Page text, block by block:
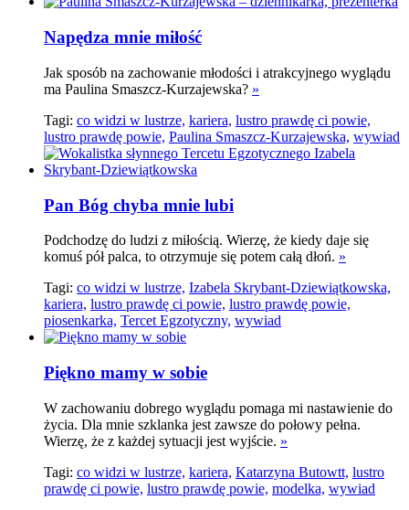
Napędza mnie miłość
Jak sposób na zachowanie młodości i atrakcyjnego wyglądu
ma Paulina Smaszcz-Kurzajewska? »
Tagi: co widzi w lustrze, kariera, lustro prawdę ci powie,
lustro prawdę powie, Paulina Smaszcz-Kurzajewska, wywiad
Pan Bóg chyba mnie lubi
Podchodzę do ludzi z miłością. Wierzę, że kiedy daje się
komuś pół palca, to otrzymuje się potem całą dłoń. »
Tagi: co widzi w lustrze, Izabela Skrybant-Dziewiątkowska,
kariera, lustro prawdę ci powie, lustro prawdę powie,
piosenkarka, Tercet Egzotyczny, wywiad
Piękno mamy w sobie
W zachowaniu dobrego wyglądu pomaga mi nastawienie do
życia. Dla mnie szklanka jest zawsze do połowy pełna.
Wierzę, że z każdej sytuacji jest wyjście. »
Tagi: co widzi w lustrze, kariera, Katarzyna Butowtt, lustro
prawdę ci powie, lustro prawdę powie, modelka, wywiad